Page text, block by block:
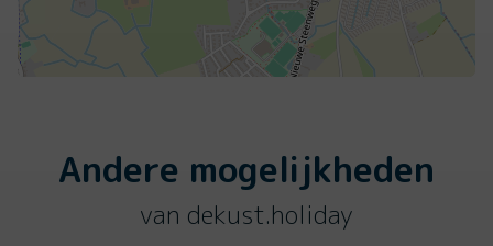
Andere mogelijkheden
van dekust.holiday